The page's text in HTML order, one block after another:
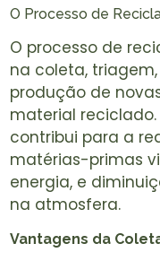
O Processo de
O processo de
na coleta,
produção de
material
contribui para a
matérias-primas
energia, e
na atmosfera.
Vantagens da